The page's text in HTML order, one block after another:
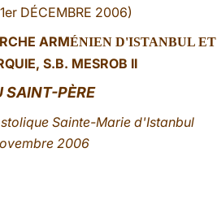
DÉCEMBRE 2006)
ARMÉNIEN D'ISTANBUL ET
S.B. MESROB II
SAINT-PÈRE
Sainte-Marie d'Istanbul
2006